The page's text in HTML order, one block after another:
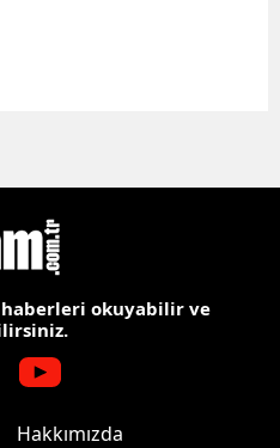
okuyabilir ve
Hakkımızda